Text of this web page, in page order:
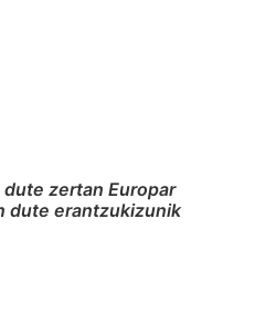
zertan Europar
dute erantzukizunik